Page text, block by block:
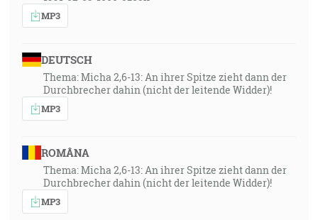
MP3
DEUTSCH
Thema: Micha 2,6-13: An ihrer Spitze zieht dann der
Durchbrecher dahin (nicht der leitende Widder)!
MP3
ROMÂNA
Thema: Micha 2,6-13: An ihrer Spitze zieht dann der
Durchbrecher dahin (nicht der leitende Widder)!
MP3